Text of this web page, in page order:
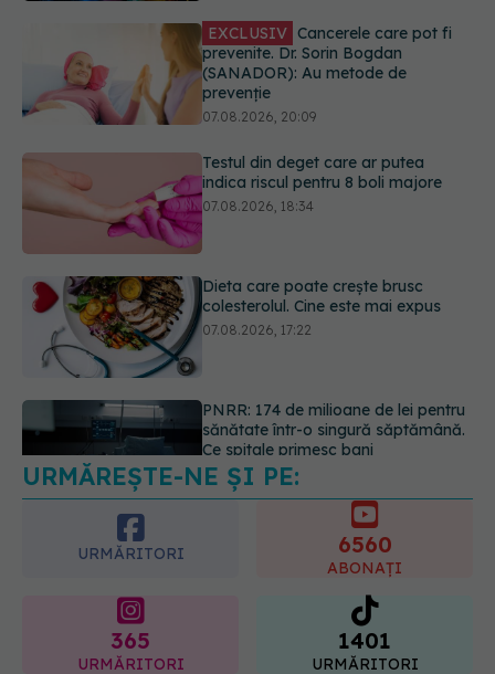
Testul din deget care ar putea
indica riscul pentru 8 boli majore
07.08.2026, 18:34
Dieta care poate crește brusc
colesterolul. Cine este mai expus
07.08.2026, 17:22
PNRR: 174 de milioane de lei pentru
sănătate într-o singură săptămână.
Ce spitale primesc bani
Ce spune culoarea ta preferată
despre vârsta pe care o ai. Care
este "codul cromatic" al generațiilor
07.08.2026, 21:29
URMĂREȘTE-NE ȘI PE:
URMĂRITORI
365 1401
ARTICOLE SIMILARE